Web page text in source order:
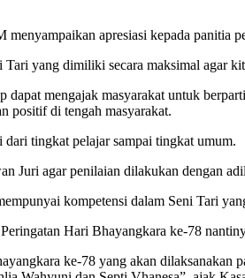
apresiasi kepada panitia
yang dimiliki secara maksimal agar
mengajak masyarakat untuk
positif di tengah masyarakat.
tingkat pelajar sampai tingkat umum.
Juri agar penilaian dilakukan dengan
kompetensi dalam Seni Tari
Hari Bhayangkara ke-78
ke-78 yang akan